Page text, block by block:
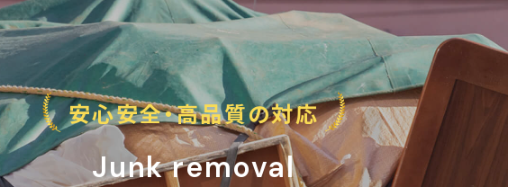
安心安全・高品質の対応
Junk removal